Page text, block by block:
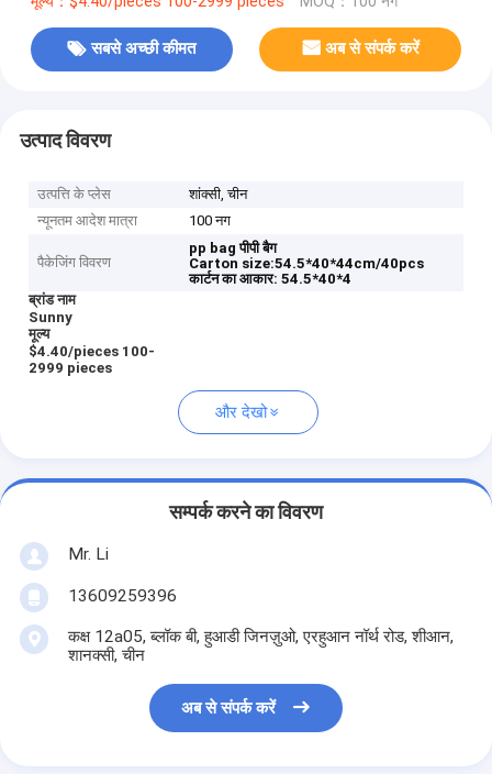
सबसे अच्छी कीमत अब से संपर्क करें
उत्पाद विवरण
उत्पत्ति के प्लेस
शांक्सी, चीन
न्यूनतम आदेश मात्रा
100 नग
पैकेजिंग विवरण
pp bag पीपी बैग
Carton size:54.5*40*44cm/40pcs
कार्टन का आकार: 54.5*40*4
ब्रांड नाम
Sunny
मूल्य
$4.40/pieces 100-
2999 pieces
और देखो
सम्पर्क करने का विवरण
Mr. Li
13609259396
कक्ष 12a05, ब्लॉक बी, हुआडी जिनज़ुओ, एरहुआन नॉर्थ रोड, शीआन,
शानक्सी, चीन
अब से संपर्क करें